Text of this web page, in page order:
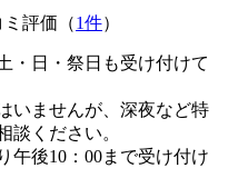
評価（1件）
・日・祭日も受け付けて
いませんが、深夜など特
談ください。
午後10：00まで受け付け